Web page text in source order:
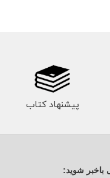
پیشنهاد کتاب
باخبر شوید: